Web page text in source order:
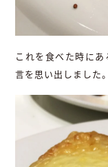
これを食べた時に
言を思い出しました。